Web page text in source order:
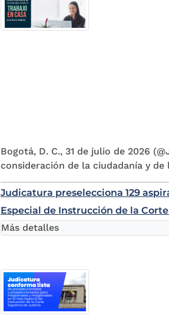
Bogotá, D. C., 31 de julio de 2026
consideración de la ciudadanía y
Judicatura preselecciona 129
Especial de Instrucción de la
Más detalles